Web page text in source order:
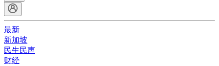
最新
新加坡
民生民声
财经